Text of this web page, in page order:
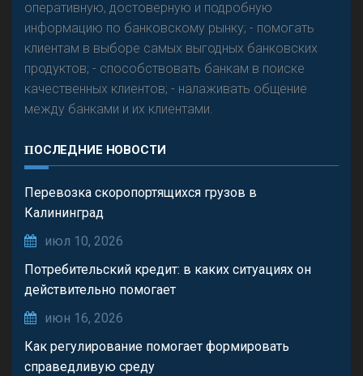
оперативную, достоверную и подробную
информацию по банковскому рынку; - помогать
клиентам в выборе самых выгодных банковских
продуктов; - способствовать банкам в поиске
качественных клиентов; - налаживать общение
между банками и их клиентами.
ПОСЛЕДНИЕ НОВОСТИ
Перевозка скоропортящихся грузов в
Калининград
июл 10, 2026
Потребительский кредит: в каких ситуациях он
действительно помогает
июн 16, 2026
Как регулирование помогает формировать
справедливую среду